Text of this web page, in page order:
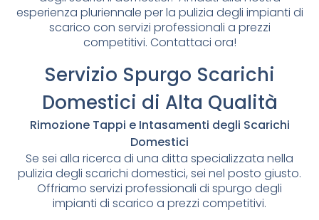
esperienza pluriennale per la pulizia degli impianti di
scarico con servizi professionali a prezzi
competitivi. Contattaci ora!
Servizio Spurgo Scarichi
Domestici di Alta Qualità
Rimozione Tappi e Intasamenti degli Scarichi
Domestici
Se sei alla ricerca di una ditta specializzata nella
pulizia degli scarichi domestici, sei nel posto giusto.
Offriamo servizi professionali di spurgo degli
impianti di scarico a prezzi competitivi.